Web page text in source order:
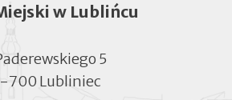
w Lublińcu
5
700 Lubliniec